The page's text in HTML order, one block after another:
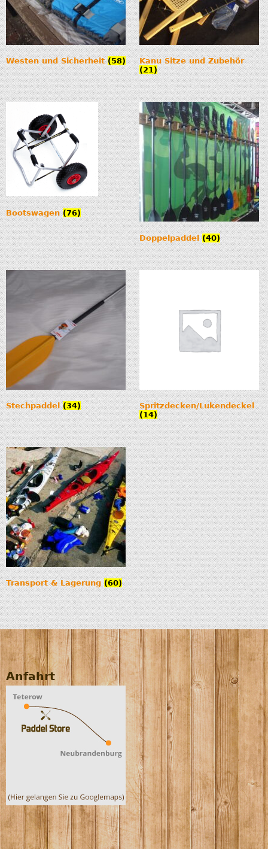
Westen und Sicherheit(58)
Kanu Sitze und Zubehör
(21)
Bootswagen(76)
Doppelpaddel(40)
Stechpaddel(34)
Spritzdecken/Lukendeckel
(14)
Transport & Lagerung(60)
Anfahrt